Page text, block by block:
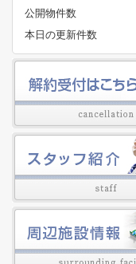
公開物件数
本日の更新件数